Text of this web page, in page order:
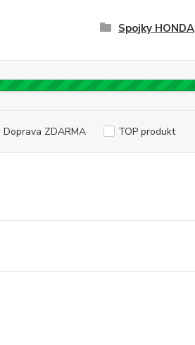
Spojky HONDA
Doprava ZDARMA TOP produkt